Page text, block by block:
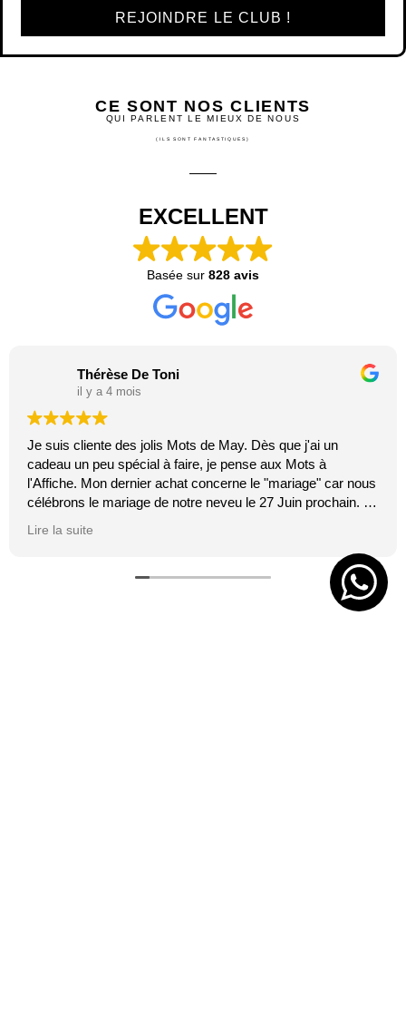
REJOINDRE LE CLUB !
CE SONT NOS CLIENTS
QUI PARLENT LE MIEUX DE NOUS
(ILS SONT FANTASTIQUES)
EXCELLENT
Basée sur 828 avis
Thérèse De Toni
il y a 4 mois
Je suis cliente des jolis Mots de May. Dès que j'ai un
cadeau un peu spécial à faire, je pense aux Mots à
l'Affiche. Mon dernier achat concerne le "mariage" car nous
célébrons le mariage de notre neveu le 27 Juin prochain. Je
Lire la suite